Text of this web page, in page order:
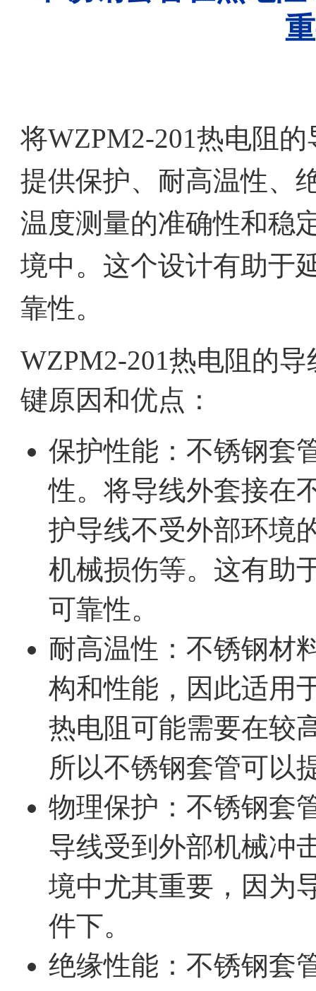
将WZPM2-201热电阻
提供保护、耐高温性、
温度测量的准确性和稳
境中。这个设计有助于
靠性。
WZPM2-201热电阻的
键原因和优点：
保护性能：不锈钢套
性。将导线外套接在
护导线不受外部环境
机械损伤等。这有助
可靠性。
耐高温性：不锈钢材
构和性能，因此适用
热电阻可能需要在较
所以不锈钢套管可以
物理保护：不锈钢套
导线受到外部机械冲
境中尤其重要，因为
件下。
绝缘性能：不锈钢套